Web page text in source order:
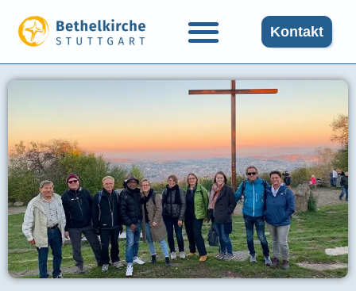
Kontakt